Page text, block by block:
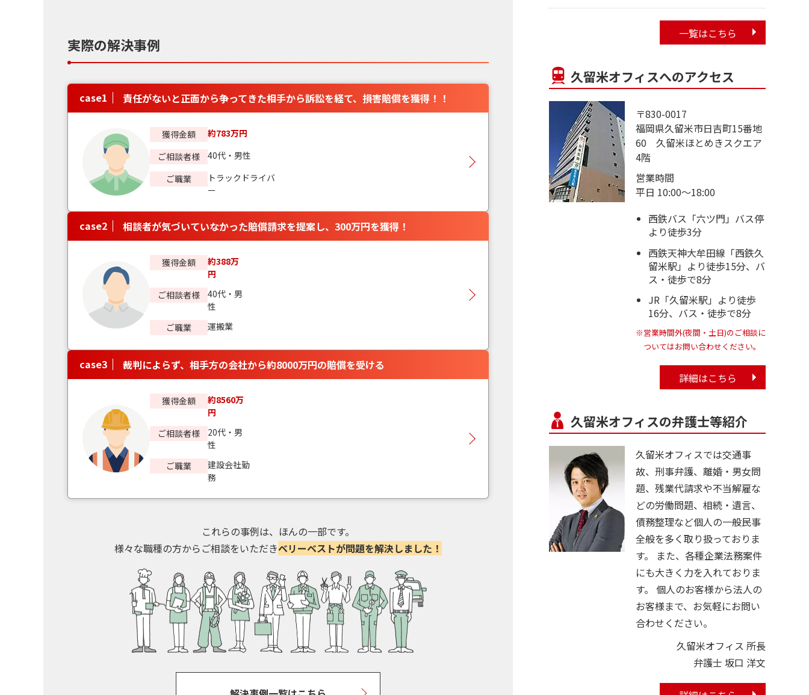
実際の解決事例
case1 責任がないと正面から争ってきた相手から訴訟を経て、損害賠償を獲得！！
獲得金額
約783万円
ご相談者様
40代・男性
ご職業
トラックドライバ
ー
case2 相談者が気づいていなかった賠償請求を提案し、300万円を獲得！
獲得金額
約388万
円
ご相談者様
40代・男
性
ご職業
運搬業
case3 裁判によらず、相手方の会社から約8000万円の賠償を受ける
獲得金額
約8560万
円
ご相談者様
20代・男
性
ご職業
建設会社勤
務
これらの事例は、ほんの一部です。
様々な職種の方からご相談をいただきベリーベストが問題を解決しました！
一覧はこちら
久留米オフィスへのアクセス
〒830-0017
福岡県久留米市日吉町15番地
60 久留米ほとめきスクエア
4階
営業時間
平日 10:00～18:00
西鉄バス「六ツ門」バス停
より徒歩3分
西鉄天神大牟田線「西鉄久
留米駅」より徒歩15分、バ
ス・徒歩で8分
JR「久留米駅」より徒歩
16分、バス・徒歩で8分
※営業時間外(夜間・土日)のご相談に
ついてはお問い合わせください。
詳細はこちら
久留米オフィスの弁護士等紹介
久留米オフィスでは交通事
故、刑事弁護、離婚・男女問
題、残業代請求や不当解雇な
どの労働問題、相続・遺言、
債務整理など個人の一般民事
全般を多く取り扱っておりま
す。 また、各種企業法務案件
にも大きく力を入れておりま
す。 個人のお客様から法人の
お客様まで、お気軽にお問い
合わせください。
久留米オフィス 所長
弁護士 坂口 洋文